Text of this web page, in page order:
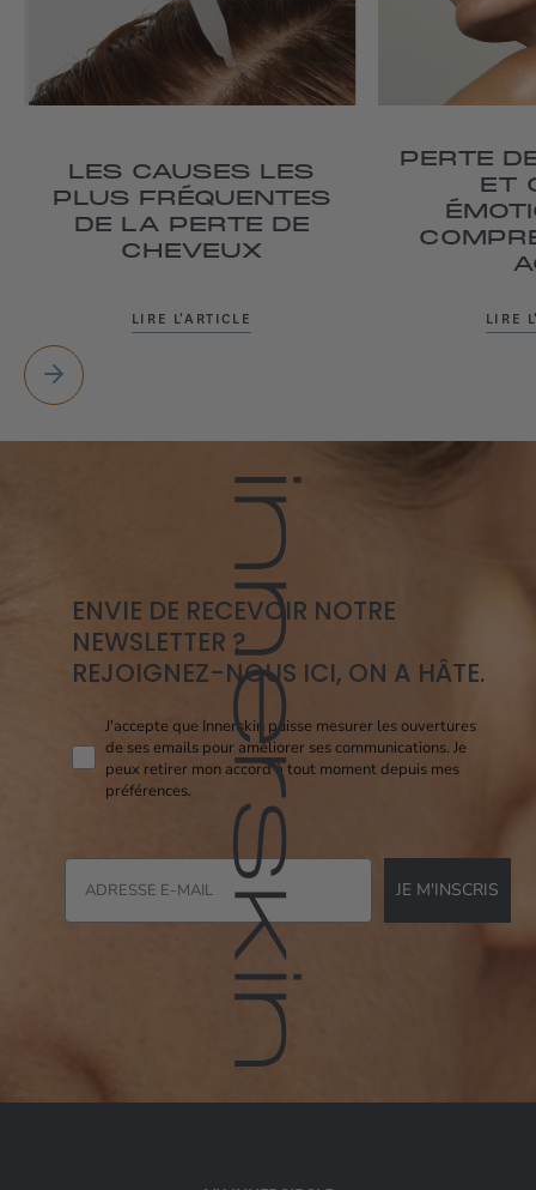
LES CAUSES LES
PLUS FRÉQUENTES
DE LA PERTE DE
CHEVEUX
LIRE L'ARTICLE
PERTE
ET
LIRE
ENVIE DE RECEVOIR NOTRE
NEWSLETTER ?
REJOIGNEZ-NOUS ICI, ON A HÂTE.
Consent pixel openi
J'accepte que Innerskin puisse mesurer les ouvertures
de ses emails pour améliorer ses communications. Je
peux retirer mon accord à tout moment depuis mes
préférences.
JE M'INSCRIS